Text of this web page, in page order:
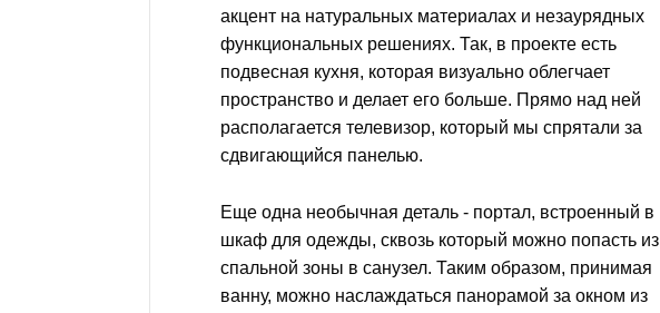
акцент на натуральных материалах и незаурядных
функциональных решениях. Так, в проекте есть
подвесная кухня, которая визуально облегчает
пространство и делает его больше. Прямо над ней
располагается телевизор, который мы спрятали за
сдвигающийся панелью.
Еще одна необычная деталь - портал, встроенный в
шкаф для одежды, сквозь который можно попасть из
спальной зоны в санузел. Таким образом, принимая
ванну, можно наслаждаться панорамой за окном из